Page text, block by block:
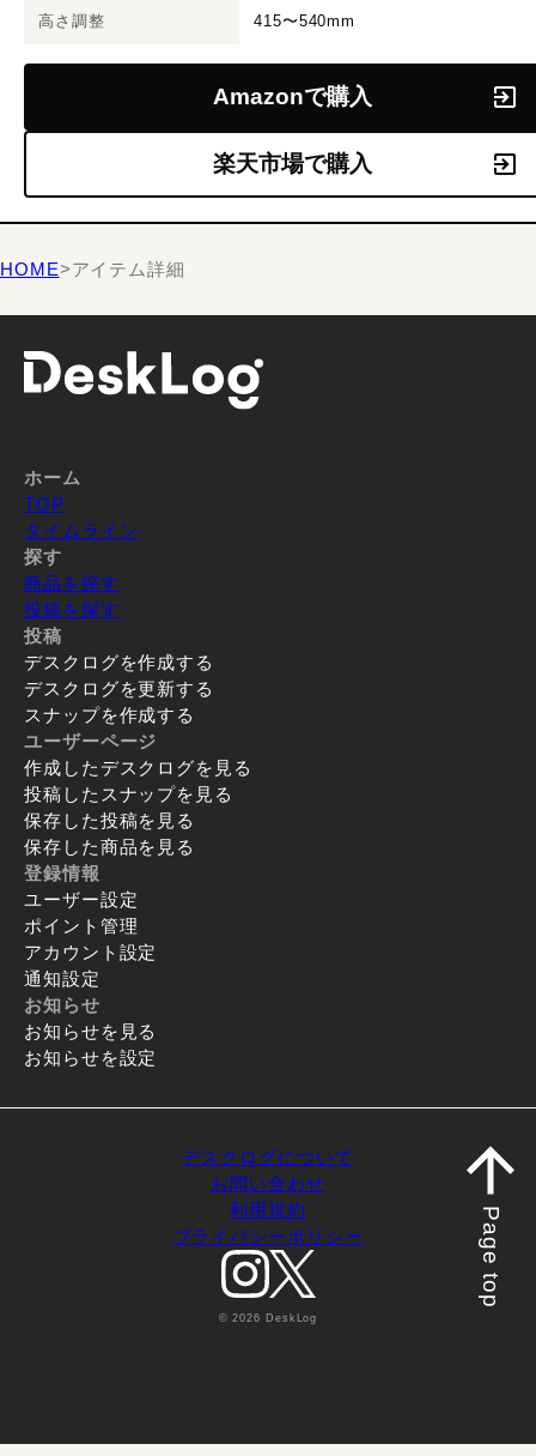
高さ調整 415〜540mm
Amazonで購入
楽天市場で購入
HOME>アイテム詳細
ホーム
TOP
タイムライン
探す
商品を探す
投稿を探す
投稿
デスクログを作成する
デスクログを更新する
スナップを作成する
ユーザーページ
作成したデスクログを見る
投稿したスナップを見る
保存した投稿を見る
保存した商品を見る
登録情報
ユーザー設定
ポイント管理
アカウント設定
通知設定
お知らせ
お知らせを見る
お知らせを設定
デスクログについて
お問い合わせ
利用規約
プライバシーポリシー
© 2026 DeskLog
Page top